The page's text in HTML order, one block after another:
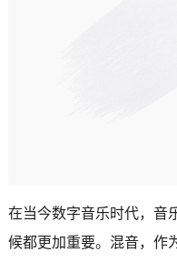
在当今数字音乐时代，音
候都更加重要。混音，作